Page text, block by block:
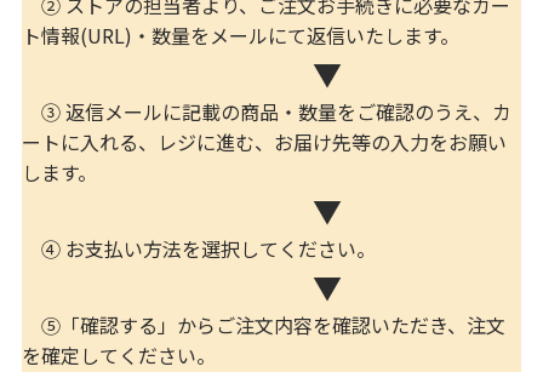
ト情報(URL)・数量をメールにて返信いたします。
▼
③ 返信メールに記載の商品・数量をご確認のうえ、カ
ートに入れる、レジに進む、お届け先等の入力をお願い
します。
▼
④ お支払い方法を選択してください。
▼
⑤「確認する」からご注文内容を確認いただき、注文
を確定してください。